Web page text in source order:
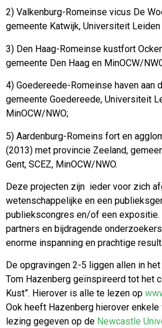
2) Valkenburg-Romeinse vicus De
gemeente Katwijk, Universiteit Leiden
3) Den Haag-Romeinse kustfort
gemeente Den Haag en MinOCW/
4) Goedereede-Romeinse haven aan
gemeente Goedereede, Universiteit
MinOCW/NWO;
5) Aardenburg-Romeins fort en
(2013) met provincie Zeeland,
Gent, SCEZ, MinOCW/NWO.
Deze projecten zijn ieder voor zich
wetenschappelijke en een
publiekscongres en/of een expositie.
partners en bijdragende
enorme inspanning en prachtige
De opgravingen 2-5 liggen allen in
Tom Hazenberg geïnspireerd tot het
Kust”. Hierover is alle te lezen op
Ook heeft Hazenberg hierover
lezing gegeven op de Newcastle